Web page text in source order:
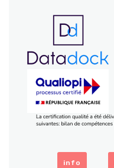
info